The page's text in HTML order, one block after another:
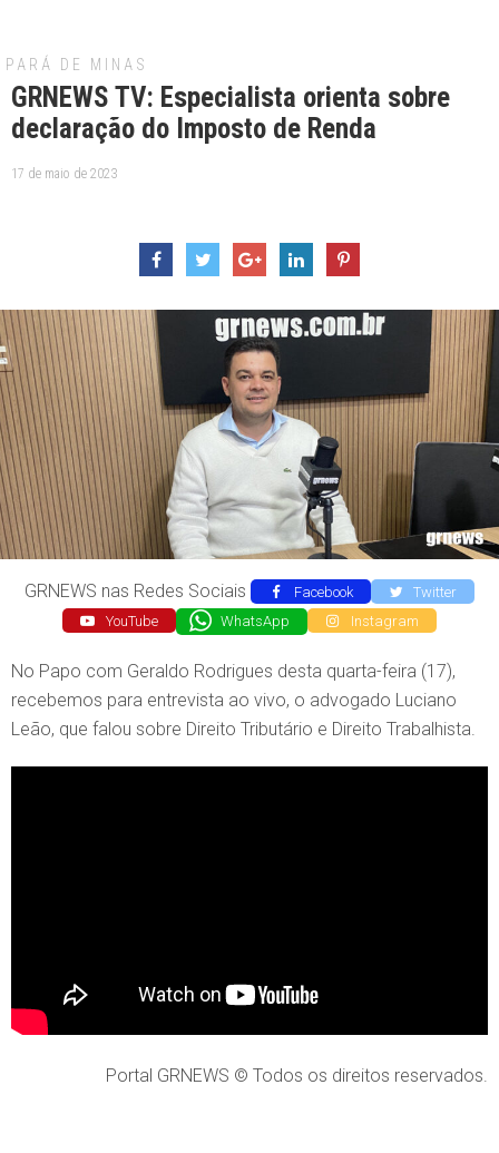
PARÁ DE MINAS
GRNEWS TV: Especialista orienta sobre
declaração do Imposto de Renda
17 de maio de 2023
GRNEWS nas Redes Sociais Facebook
Twitter
YouTube
WhatsApp Instagram
No Papo com Geraldo Rodrigues desta quarta-feira (17),
recebemos para entrevista ao vivo, o advogado Luciano
Leão, que falou sobre Direito Tributário e Direito Trabalhista.
Portal GRNEWS © Todos os direitos reservados.